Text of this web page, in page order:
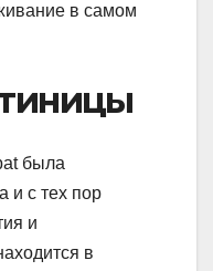
в самом
была
и с тех пор
и
в